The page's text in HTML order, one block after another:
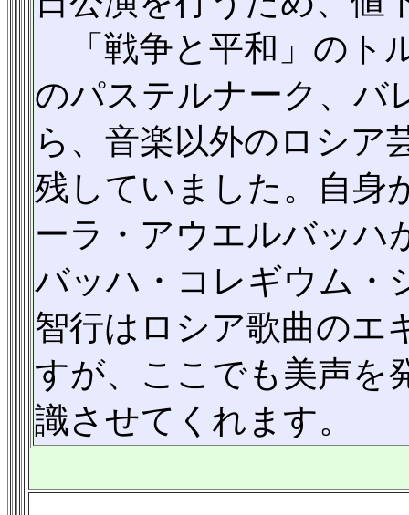
「戦争と平和」のト
のパステルナーク、バ
ら、音楽以外のロシア
残していました。自身
ーラ・アウエルバッハ
バッハ・コレギウム・
智行はロシア歌曲のエ
すが、ここでも美声を
識させてくれます。